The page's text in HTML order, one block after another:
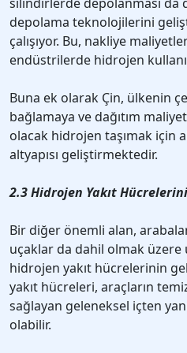
depolama teknolojilerini
çalışıyor. Bu, nakliye
endüstrilerde hidrojen
Buna ek olarak Çin, ülkenin
bağlamaya ve dağıtım
olacak hidrojen taşımak için
altyapısı geliştirmektedir.
2.3 Hidrojen Yakıt
Bir diğer önemli alan,
uçaklar da dahil olmak üzere
hidrojen yakıt hücrelerinin
yakıt hücreleri, araçların
sağlayan geleneksel içten
olabilir.